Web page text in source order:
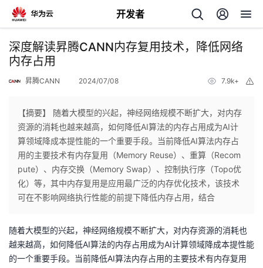
开发者
返
回
个
人
主
页
我
的
开
发
深度解读昇腾CANN内存复用技术，降低网络
内存占用
昇腾CANN 2024/07/08 7.9k+
【摘要】 随着大模型的兴起，神经网络规模不断扩大，对内存
资源的消耗也越来越高，如何降低AI算法的内存占用成为AI计
算领域降成本提性能的一个重要手段。当前降低AI算法内存占
用的主要技术有内存复用（Memory Reuse）、重算（Recom
pute）、内存交换（Memory Swap）、控制执行序（Topo优
化）等，其中内存复用是应用最广泛的内存优化技术，该技术
可在不影响网络执行性能的前提下降低内存占用，结合
随着大模型的兴起，神经网络规模不断扩大，对内存资源的消耗也
越来越高，如何降低AI算法的内存占用成为AI计算领域降成本提性能
的一个重要手段。当前降低AI算法内存占用的主要技术有内存复用